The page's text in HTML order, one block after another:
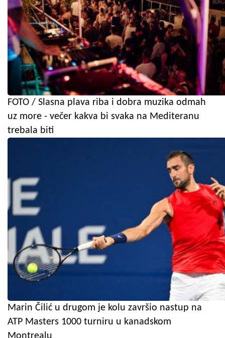
FOTO / Slasna plava riba i dobra muzika odmah
uz more - večer kakva bi svaka na Mediteranu
trebala biti
Marin Čilić u drugom je kolu završio nastup na
ATP Masters 1000 turniru u kanadskom
Montrealu